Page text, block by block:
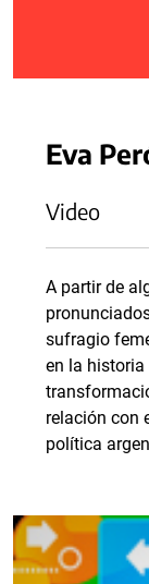
Eva
Video
A partir de
sufragio
en la historia
relación con
política